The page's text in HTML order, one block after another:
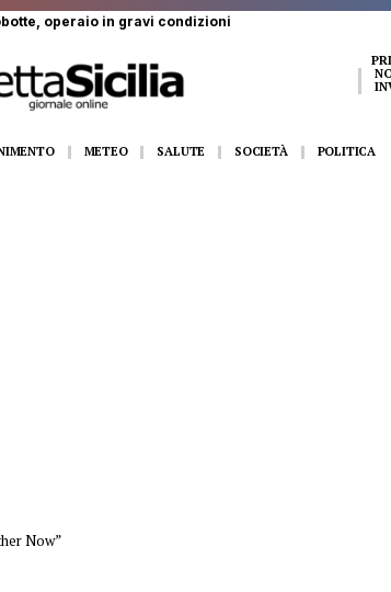
operaio in gravi condizioni
METEO SALUTE SOCIETÀ POLITICA
Now”